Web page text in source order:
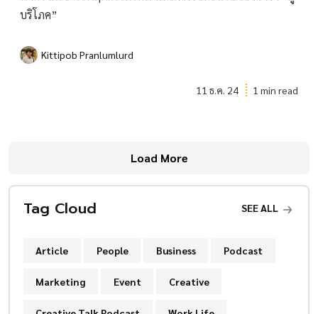
บริโภค”
Kittipob Pranlumlurd
11 ธ.ค. 24 1 min read
Load More
Tag Cloud SEE ALL
Article People Business Podcast
Marketing Event Creative